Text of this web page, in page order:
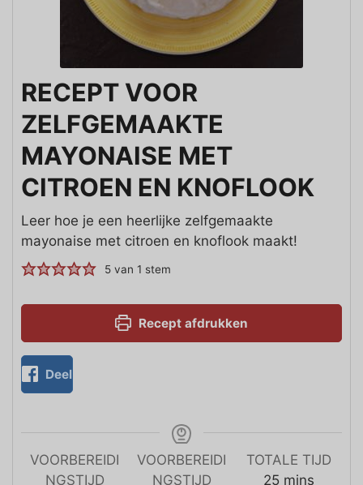
RECEPT VOOR
ZELFGEMAAKTE
MAYONAISE MET
CITROEN EN KNOFLOOK
Leer hoe je een heerlijke zelfgemaakte
mayonaise met citroen en knoflook maakt!
5 van 1 stem
Recept afdrukken
Deel
VOORBEREIDI
NGSTIJD
VOORBEREIDI
NGSTIJD
TOTALE TIJD
25 mins